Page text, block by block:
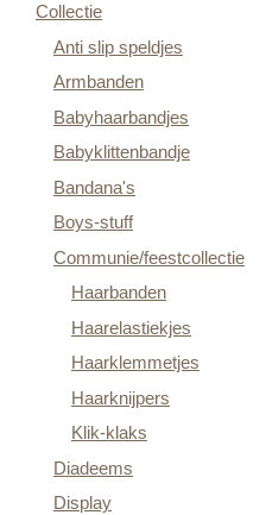
Collectie
Anti slip speldjes
Armbanden
Babyhaarbandjes
Babyklittenbandje
Bandana's
Boys-stuff
Communie/feestcollectie
Haarbanden
Haarelastiekjes
Haarklemmetjes
Haarknijpers
Klik-klaks
Diadeems
Display